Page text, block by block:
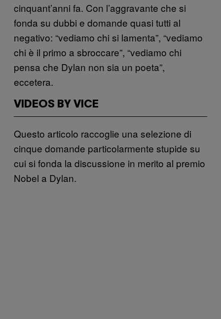
cinquant’anni fa. Con l’aggravante che si
fonda su dubbi e domande quasi tutti al
negativo: “vediamo chi si lamenta”, “vediamo
chi è il primo a sbroccare”, “vediamo chi
pensa che Dylan non sia un poeta”,
eccetera.
VIDEOS BY VICE
Questo articolo raccoglie una selezione di
cinque domande particolarmente stupide su
cui si fonda la discussione in merito al premio
Nobel a Dylan.